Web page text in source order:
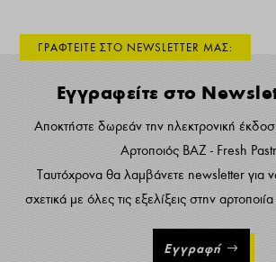
ΓΡΑΦΤΕΙΤΕ ΣΤΟ NEWSLETTER ΜΑΣ:
Εγγραφείτε στο
Αποκτήστε δωρεάν την ηλεκτρονική
Αρτοποιός ΒΑΖ - Fresh
Ταυτόχρονα θα λαμβάνετε newsletter για
σχετικά με όλες τις εξελίξεις στην
Εγγραφή